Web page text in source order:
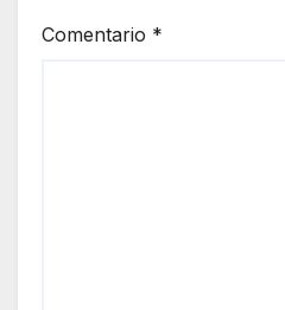
Comentario *